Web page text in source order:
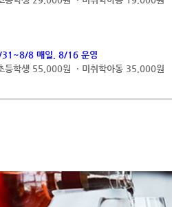
8 매일, 8/16 운영
등학생 55,000원 · 미취학아동 35,000원